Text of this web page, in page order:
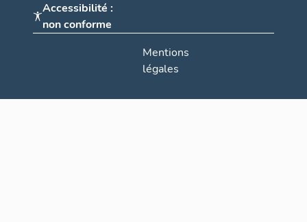
Accessibilité :
non conforme
Mentions
légales